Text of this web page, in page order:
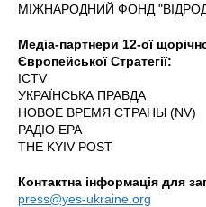
МІЖНАРОДНИЙ ФОНД
Медіа-партнери 12-ої
Європейської Стратегії:
ICTV
УКРАЇНСЬКА ПРАВДА
НОВОЕ ВРЕМЯ СТРАНЫ (NV)
РАДІО ЕРА
THE KYIV POST
Контактна інформація для
press@yes-ukraine.org